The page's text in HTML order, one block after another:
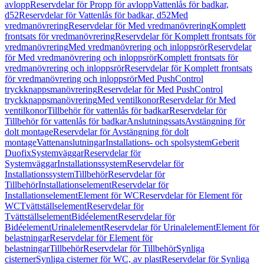
avloppReservdelar för Propp för avloppVattenlås för badkar,
d52Reservdelar för Vattenlås för badkar, d52Med
vredmanövreringReservdelar för Med vredmanövreringKomplett
frontsats för vredmanövreringReservdelar för Komplett frontsats för
vredmanövreringMed vredmanövrering och inloppsrörReservdelar
för Med vredmanövrering och inloppsrörKomplett frontsats för
vredmanövrering och inloppsrörReservdelar för Komplett frontsats
för vredmanövrering och inloppsrörMed PushControl
tryckknappsmanövreringReservdelar för Med PushControl
tryckknappsmanövreringMed ventilkonorReservdelar för Med
ventilkonorTillbehör för vattenlås för badkarReservdelar för
Tillbehör för vattenlås för badkarAnslutningssatsAvstängning för
dolt montageReservdelar för Avstängning för dolt
montageVattenanslutningarInstallations- och spolsystemGeberit
DuofixSystemväggarReservdelar för
SystemväggarInstallationssystemReservdelar för
InstallationssystemTillbehörReservdelar för
TillbehörInstallationselementReservdelar för
InstallationselementElement för WCReservdelar för Element för
WCTvättställselementReservdelar för
TvättställselementBidéelementReservdelar för
BidéelementUrinalelementReservdelar för UrinalelementElement för
belastningarReservdelar för Element för
belastningarTillbehörReservdelar för TillbehörSynliga
cisternerSynliga cisterner för WC, av plastReservdelar för Synliga